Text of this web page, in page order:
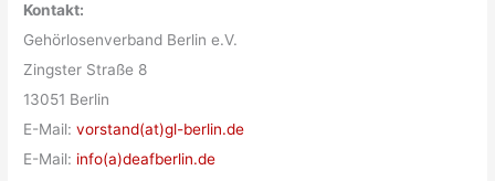
Kontakt:
Gehörlosenverband Berlin e.V.
Zingster Straße 8
13051 Berlin
E-Mail:vorstand(at)gl-berlin.de
E-Mail: info(a)deafberlin.de